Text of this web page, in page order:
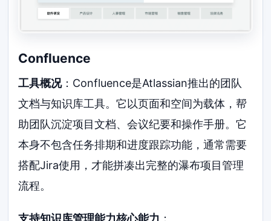
Confluence
工具概况：Confluence是Atlassian推出的团队
文档与知识库工具。它以页面和空间为载体，帮
助团队沉淀项目文档、会议纪要和操作手册。它
本身不包含任务排期和进度跟踪功能，通常需要
搭配Jira使用，才能拼凑出完整的瀑布项目管理
流程。
支持知识库管理能力核心能力 ：